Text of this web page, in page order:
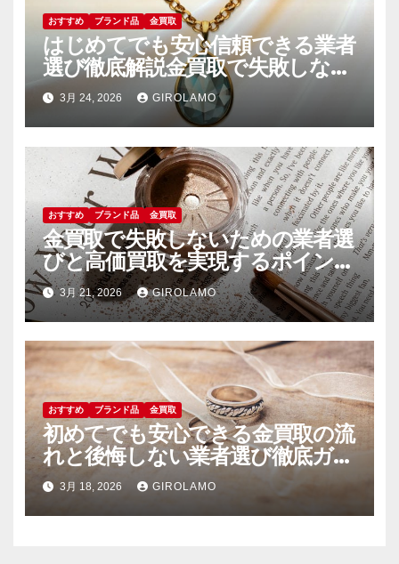
おすすめ ブランド品 金買取
はじめてでも安心信頼できる業者
選び徹底解説金買取で失敗しない
ためのポイント
3月 24, 2026 GIROLAMO
おすすめ ブランド品 金買取
金買取で失敗しないための業者選
びと高価買取を実現するポイント
徹底解説
3月 21, 2026 GIROLAMO
おすすめ ブランド品 金買取
初めてでも安心できる金買取の流
れと後悔しない業者選び徹底ガイ
ド3月 18, 2026 GIROLAMO